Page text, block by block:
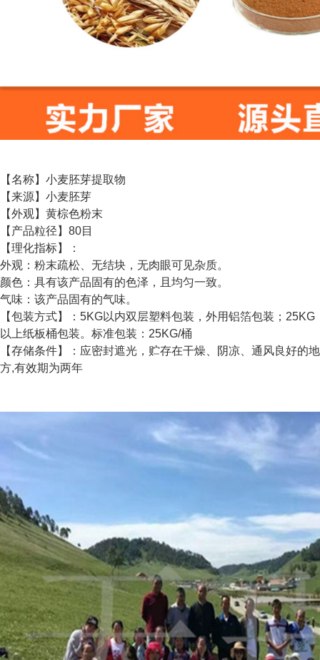
【名称】小麦胚芽提取物
【来源】小麦胚芽
【外观】黄棕色粉末
【产品粒径】80目
【理化指标】：
外观：粉末疏松、无结块，无肉眼可见杂质。
颜色：具有该产品固有的色泽，且均匀一致。
气味：该产品固有的气味。
【包装方式】：5KG以内双层塑料包装，外用铝箔包装；25KG
以上纸板桶包装。标准包装：25KG/桶
【存储条件】：应密封遮光，贮存在干燥、阴凉、通风良好的地
方,有效期为两年